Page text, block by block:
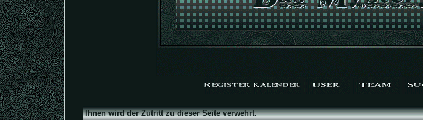
Ihnen wird der Zutritt zu dieser Seite verwehrt.